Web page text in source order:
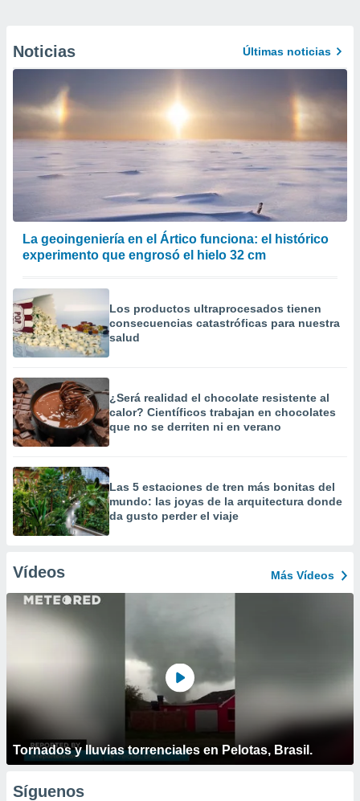
Noticias Últimas noticias
La geoingeniería en el Ártico funciona: el histórico
experimento que engrosó el hielo 32 cm
Los productos ultraprocesados ​​tienen
consecuencias catastróficas para nuestra
salud
¿Será realidad el chocolate resistente al
calor? Científicos trabajan en chocolates
que no se derriten ni en verano
Las 5 estaciones de tren más bonitas del
mundo: las joyas de la arquitectura donde
da gusto perder el viaje
Vídeos Más Vídeos
Tornados y lluvias torrenciales en Pelotas, Brasil.
Síguenos